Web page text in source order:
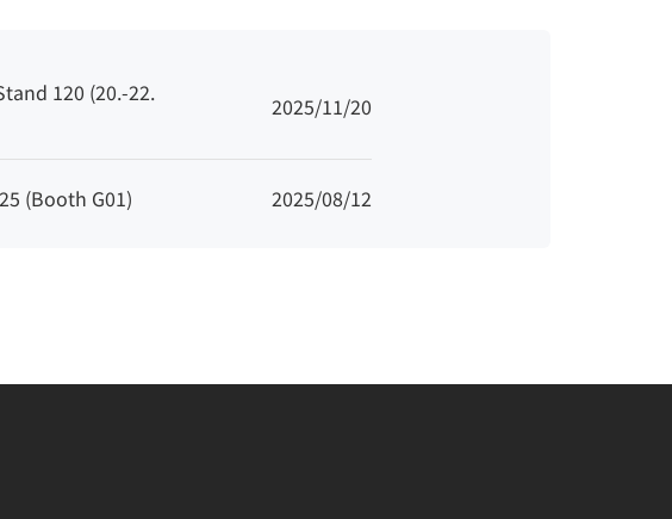
120 (20.-22.
2025/11/20
(Booth G01) 2025/08/12